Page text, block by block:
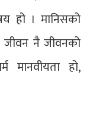
हो । मानिसको
नै जीवनको
मानवीयता हो,